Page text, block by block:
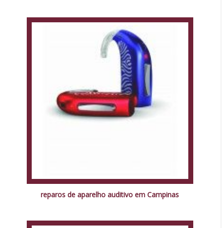
reparos de aparelho auditivo em Campinas